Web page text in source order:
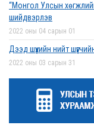
“Монгол Улсын
шийдвэрлэв
2022 оны 04 сарын 01
Дээд шүүхийн нийт
2022 оны 03 сарын 31
Нээлттэй ажлын
2022 оны 03 сарын 31
Д.Гүрсоронз нарт